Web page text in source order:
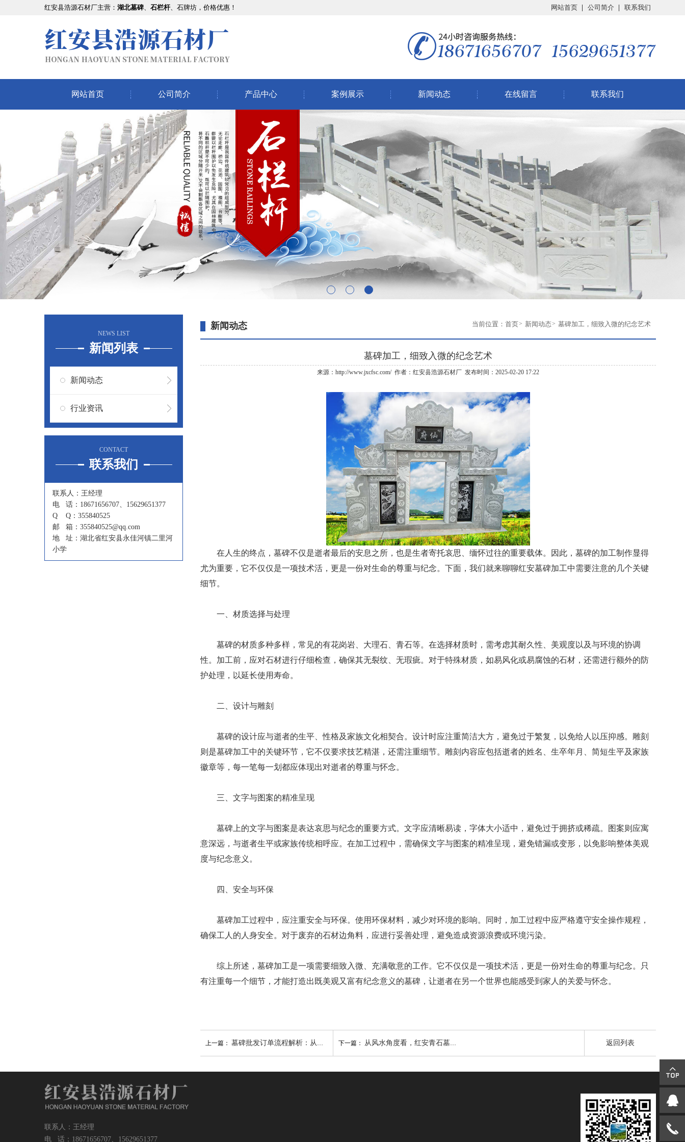
红安县浩源石材厂主营： 湖北墓碑、 石栏杆、石牌坊，价格优惠！ 网站首页 公司简介 联系我们
网站首页 公司简介 产品中心 案例展示 新闻动态 在线留言 联系我们
NEWS LIST
新闻列表
新闻动态
行业资讯
CONTACT
联系我们
联系人：王经理
电 话：18671656707、15629651377
Q Q：355840525
邮 箱：355840525@qq.com
地 址：湖北省红安县永佳河镇二里河
小学
新闻动态 当前位置： 首页 新闻动态 墓碑加工，细致入微的纪念艺术
墓碑加工，细致入微的纪念艺术
来源：http://www.jxcfsc.com/ 作者：红安县浩源石材厂 发布时间：2025-02-20 17:22
在人生的终点，墓碑不仅是逝者最后的安息之所，也是生者寄托哀思、缅怀过往的重要载体。因此，墓碑的加工制作显得
尤为重要，它不仅仅是一项技术活，更是一份对生命的尊重与纪念。下面，我们就来聊聊红安墓碑加工中需要注意的几个关键
细节。
一、材质选择与处理
墓碑的材质多种多样，常见的有花岗岩、大理石、青石等。在选择材质时，需考虑其耐久性、美观度以及与环境的协调
性。加工前，应对石材进行仔细检查，确保其无裂纹、无瑕疵。对于特殊材质，如易风化或易腐蚀的石材，还需进行额外的防
护处理，以延长使用寿命。
二、设计与雕刻
墓碑的设计应与逝者的生平、性格及家族文化相契合。设计时应注重简洁大方，避免过于繁复，以免给人以压抑感。雕刻
则是墓碑加工中的关键环节，它不仅要求技艺精湛，还需注重细节。雕刻内容应包括逝者的姓名、生卒年月、简短生平及家族
徽章等，每一笔每一划都应体现出对逝者的尊重与怀念。
三、文字与图案的精准呈现
墓碑上的文字与图案是表达哀思与纪念的重要方式。文字应清晰易读，字体大小适中，避免过于拥挤或稀疏。图案则应寓
意深远，与逝者生平或家族传统相呼应。在加工过程中，需确保文字与图案的精准呈现，避免错漏或变形，以免影响整体美观
度与纪念意义。
四、安全与环保
墓碑加工过程中，应注重安全与环保。使用环保材料，减少对环境的影响。同时，加工过程中应严格遵守安全操作规程，
确保工人的人身安全。对于废弃的石材边角料，应进行妥善处理，避免造成资源浪费或环境污染。
综上所述，墓碑加工是一项需要细致入微、充满敬意的工作。它不仅仅是一项技术活，更是一份对生命的尊重与纪念。只
有注重每一个细节，才能打造出既美观又富有纪念意义的墓碑，让逝者在另一个世界也能感受到家人的关爱与怀念。
上一篇： 墓碑批发订单流程解析：从定制到交货的每一步都需注意 下一篇： 从风水角度看，红安青石墓碑有哪些说法？ 返回列表
联系人：王经理
电 话：18671656707、15629651377